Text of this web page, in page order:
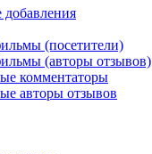
добавления
(посетители)
(авторы отзывов)
комментаторы
авторы отзывов